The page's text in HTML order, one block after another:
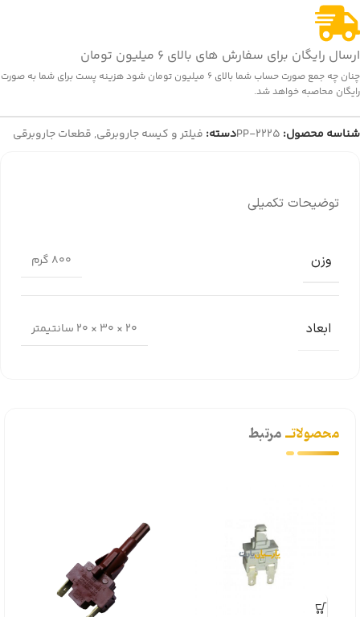
ارسال رایگان برای سفارش های بالای 6 میلیون تومان
چنان چه جمع صورت حساب شما بالای 6 میلیون تومان شود هزینه پست برای شما به صورت
رایگان محاصبه خواهد شد.
شناسه محصول: PP-2225دسته: فیلتر و کیسه جاروبرقی, قطعات جاروبرقی
توضیحات تکمیلی
وزن 800 گرم
ابعاد 20 × 30 × 20 سانتیمتر
محصولاتــمرتبط